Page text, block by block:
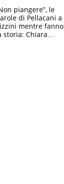
e Osorio nel
piangere”, le
di Pellacani a
mentre fanno
storia: Chiara